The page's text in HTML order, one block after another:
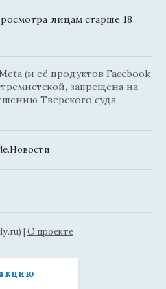
лицам старше 18
(и её продуктов Facebook
запрещена на
Тверского суда
| О проекте